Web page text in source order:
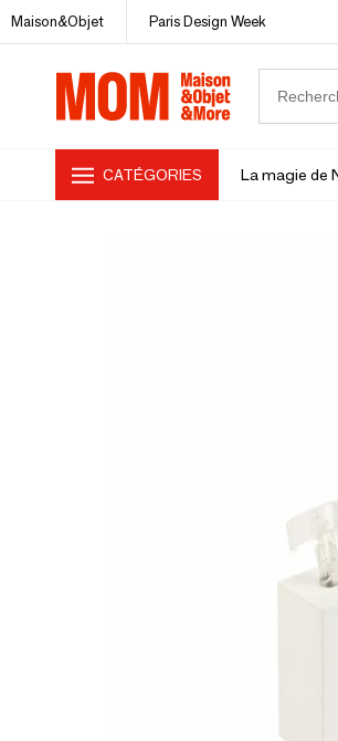
Maison&Objet Paris Design Week
CATÉGORIES La magie de